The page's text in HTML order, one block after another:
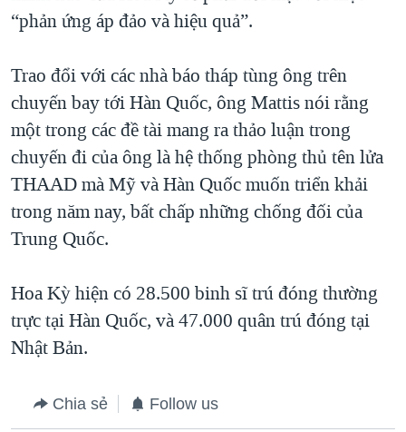
“phản ứng áp đảo và hiệu quả”.
Trao đổi với các nhà báo tháp tùng ông trên
chuyến bay tới Hàn Quốc, ông Mattis nói rằng
một trong các đề tài mang ra thảo luận trong
chuyến đi của ông là hệ thống phòng thủ tên lửa
THAAD mà Mỹ và Hàn Quốc muốn triển khải
trong năm nay, bất chấp những chống đối của
Trung Quốc.
Hoa Kỳ hiện có 28.500 binh sĩ trú đóng thường
trực tại Hàn Quốc, và 47.000 quân trú đóng tại
Nhật Bản.
Chia sẻ Follow us